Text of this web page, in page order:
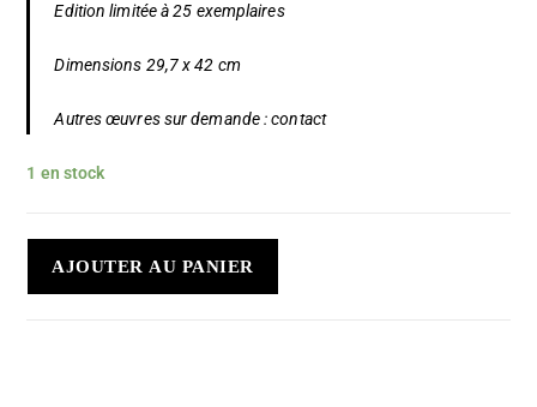
Edition limitée à 25 exemplaires
Dimensions 29,7 x 42 cm
Autres œuvres sur demande :contact
1 en stock
AJOUTER AU PANIER